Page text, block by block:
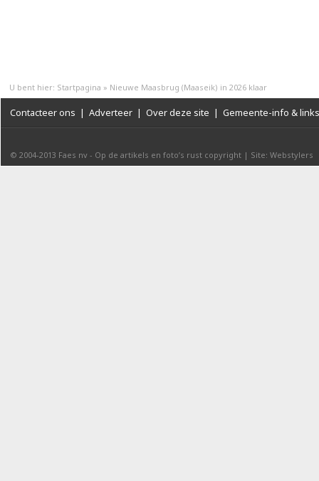
U bent hier: Startpagina » Nieuwe Maasbrug (Maaseik) in 2026 klaar
Contacteer ons | Adverteer | Over deze site | Gemeente-info & links
© 2004-2013 Faes nv - Op de artikels en foto’s rust copyright | Site: Webstylers